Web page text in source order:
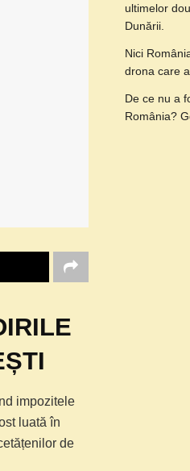
impozitele
luată în
de
ultimelor
Dunării.
Nici
drona care
De ce nu a
România?